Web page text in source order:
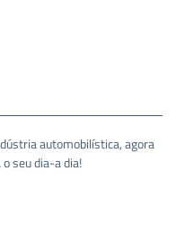
automobilística, agora
seu dia-a dia!